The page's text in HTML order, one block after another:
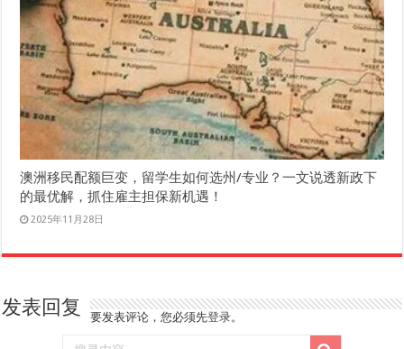
澳洲移民配额巨变，留学生如何选州/专业？一文说透新政下
的最优解，抓住雇主担保新机遇！
2025年11月28日
发表回复 要发表评论，您必须先登录。